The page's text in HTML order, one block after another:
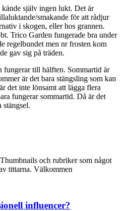
själv ingen lukt. Det är
smakande för att rådjur
i skogen, eller hos grannen.
Trico Garden fungerade bra under
regelbundet men nr frosten kom
gav sig på träden.
fungerar till hälften. Sommartid är
är det bara stängsling som kan
det inte lönsamt att lägga flera
fungerar sommartid. Då är det
stängsel.
och rubriker som något
tittarna. Välkommen
influencer?